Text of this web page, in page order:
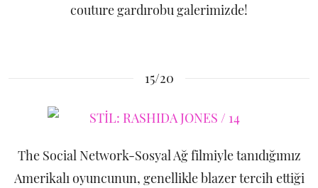
couture gardırobu galerimizde!
15/20
The Social Network-Sosyal Ağ filmiyle tanıdığımız
Amerikalı oyuncunun, genellikle blazer tercih ettiği